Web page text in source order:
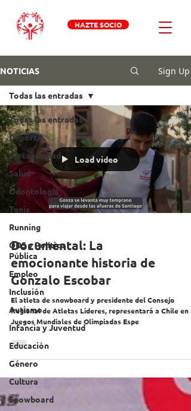
HAZTE SOCIO
NOTICIAS Sign Up
Todas las entradas
Deporte
Discapacidad
Salud
Odontologia
Tenis
Running
ODS y Política
Pública
Empleo
Inclusión
Autismo
Infancia y Juventud
Educación
Género
Cultura
Snowboard
Todas las entradas
Load video
Documental: La
emocionante historia de
Gonzalo Escobar
El atleta de snowboard y presidente del Consejo
Regional de Atletas Líderes, representará a Chile en
Juegos Mundiales de Olimpiadas Espe